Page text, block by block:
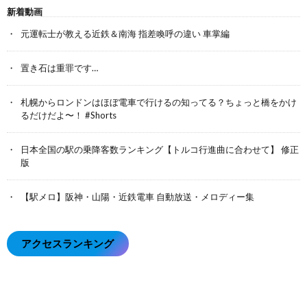
新着動画
元運転士が教える近鉄＆南海 指差喚呼の違い 車掌編
置き石は重罪です…
札幌からロンドンはほぼ電車で行けるの知ってる？ちょっと橋をかけ
るだけだよ〜！ #Shorts
日本全国の駅の乗降客数ランキング【トルコ行進曲に合わせて】 修正
版
【駅メロ】阪神・山陽・近鉄電車 自動放送・メロディー集
アクセスランキング